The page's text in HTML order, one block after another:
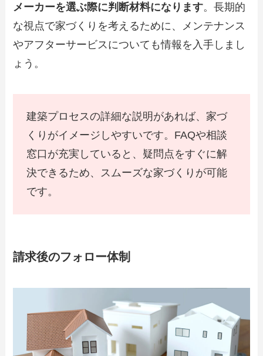
メーカーを選ぶ際に判断材料になります。長期的
な視点で家づくりを考えるために、メンテナンス
やアフターサービスについても情報を入手しまし
ょう。
建築プロセスの詳細な説明があれば、家づ
くりがイメージしやすいです。FAQや相談
窓口が充実していると、疑問点をすぐに解
決できるため、スムーズな家づくりが可能
です。
請求後のフォロー体制